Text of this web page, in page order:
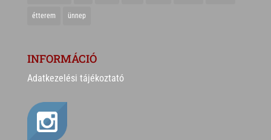
étterem ünnep
INFORMÁCIÓ
Adatkezelési tájékoztató